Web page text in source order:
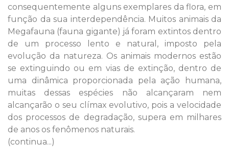
consequentemente alguns exemplares da flora, em
função da sua interdependência. Muitos animais da
Megafauna (fauna gigante) já foram extintos dentro
de um processo lento e natural, imposto pela
evolução da natureza. Os animais modernos estão
se extinguindo ou em vias de extinção, dentro de
uma dinâmica proporcionada pela ação humana,
muitas dessas espécies não alcançaram nem
alcançarão o seu clímax evolutivo, pois a velocidade
dos processos de degradação, supera em milhares
de anos os fenômenos naturais.
(continua...)